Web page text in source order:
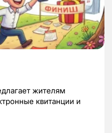
жителям
квитанции и